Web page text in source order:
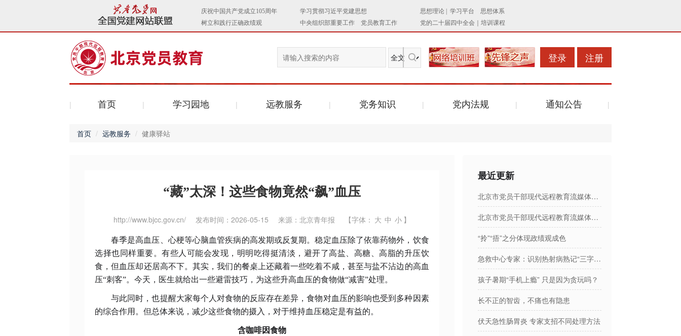
登录 注册
首页 学习园地 远教服务 党务知识 党内法规 通知公告
首页 远教服务 健康驿站
“藏”太深！这些食物竟然“飙”血压
http://www.bjcc.gov.cn/ 发布时间：2026-05-15 来源：北京青年报 【字体： 大 中 小 】
春季是高血压、心梗等心脑血管疾病的高发期或反复期。稳定血压除了依靠药物外，饮食
选择也同样重要。有些人可能会发现，明明吃得挺清淡，避开了高盐、高糖、高脂的升压饮
食，但血压却还居高不下。其实，我们的餐桌上还藏着一些吃着不咸，甚至与盐不沾边的高血
压“刺客”。今天，医生就给出一些避雷技巧，为这些升高血压的食物做“减害”处理。
与此同时，也提醒大家每个人对食物的反应存在差异，食物对血压的影响也受到多种因素
的综合作用。但总体来说，减少这些食物的摄入，对于维持血压稳定是有益的。
含咖啡因食物
最近更新
北京市党员干部现代远程教育流媒体节目日播出表
北京市党员干部现代远程教育流媒体节目日播出表
“拎”“捂”之分体现政绩观成色
急救中心专家：识别热射病熟记“三字诀”
孩子暑期“手机上瘾” 只是因为贪玩吗？
长不正的智齿，不痛也有隐患
伏天急性肠胃炎 专家支招不同处理方法